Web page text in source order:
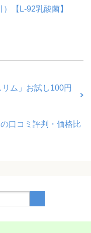
【L-92乳酸菌】
ム」お試し100円
口コミ評判・価格比